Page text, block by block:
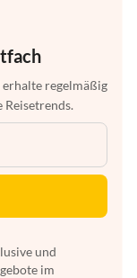
regelmäßig
und
im